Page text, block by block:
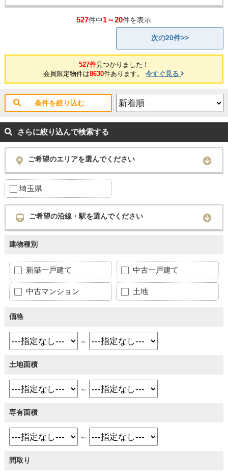
527件中1～20件を表示
次の20件>>
527件見つかりました！
会員限定物件は8630件あります。今すぐ見る
条件を絞り込む
さらに絞り込んで検索する
ご希望のエリアを選んでください
埼玉県
ご希望の沿線・駅を選んでください
建物種別
新築一戸建て 中古一戸建て
中古マンション 土地
価格
～
土地面積
～
専有面積
～
間取り